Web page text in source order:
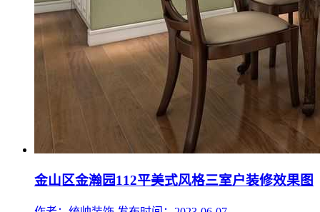
金山区金瀚园112平美式风格三室户装修效果图